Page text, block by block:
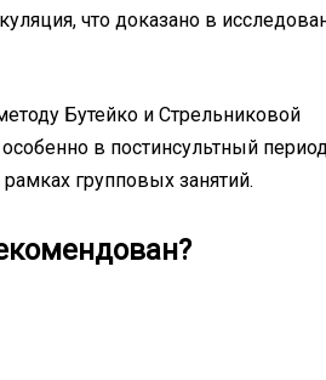
что доказано в
Бутейко и Стрельниковой
в постинсультный
групповых занятий.